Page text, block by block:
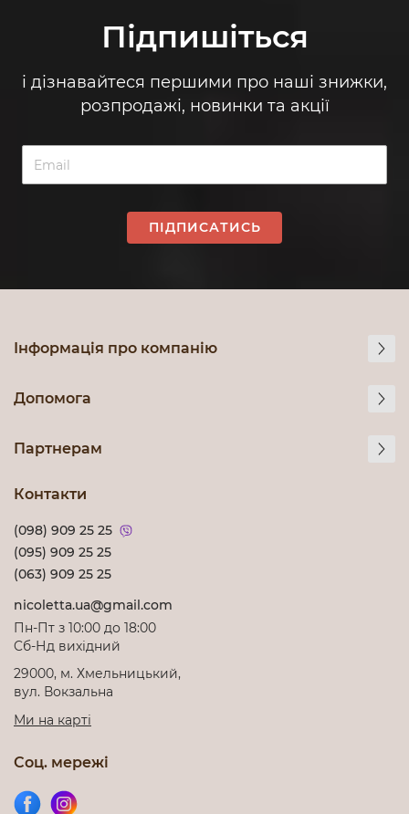
Підпишіться
і дізнавайтеся першими про наші знижки,
розпродажі, новинки та акції
ПІДПИСАТИСЬ
Інформація про компанію
Допомога
Партнерам
Контакти
(098) 909 25 25
(095) 909 25 25
(063) 909 25 25
nicoletta.ua@gmail.com
Пн-Пт з 10:00 до 18:00
Cб-Нд вихідний
29000, м. Хмельницький,
вул. Вокзальна
Ми на карті
Соц. мережі